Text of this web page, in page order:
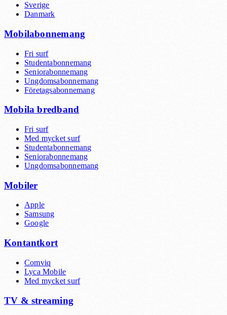
Sverige
Danmark
Mobilabonnemang
Fri surf
Studentabonnemang
Seniorabonnemang
Ungdomsabonnemang
Företagsabonnemang
Mobila bredband
Fri surf
Med mycket surf
Studentabonnemang
Seniorabonnemang
Ungdomsabonnemang
Mobiler
Apple
Samsung
Google
Kontantkort
Comviq
Lyca Mobile
Med mycket surf
TV & streaming